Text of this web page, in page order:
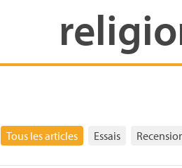
Tous les articles Essais